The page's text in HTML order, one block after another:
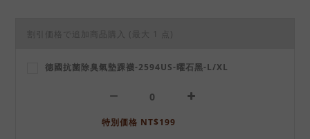
割引価格で追加商品購入 (最大 1 点)
德國抗菌除臭氣墊踝襪-2594US-曜石黑-L/XL
特別価格 NT$199